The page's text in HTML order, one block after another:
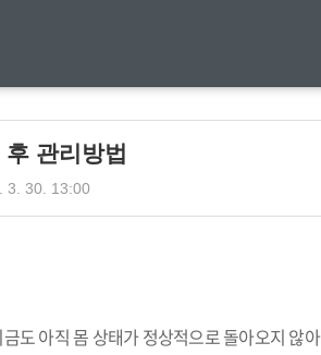
관리방법
3. 30. 13:00
도 아직 몸 상태가 정상적으로 돌아오지 않아